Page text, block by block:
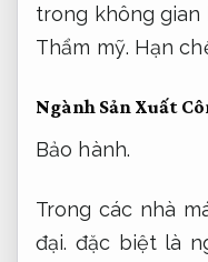
trong không gian
Thẩm mỹ. Hạn
Ngành Sản Xuất
Bảo hành.
Trong các nhà
đại. đặc biệt là